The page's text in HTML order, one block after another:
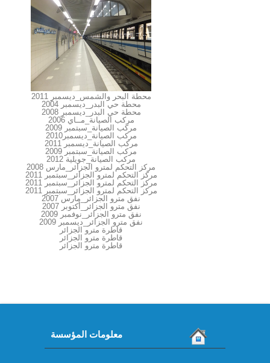
محطة البحر والشمس_ديسمبر 2011
محطة حي البدر_ديسمبر 2004
محطة حي البدر_ديسمبر 2008
مركب الصيانة_مــاي 2006
مركب الصيانة_سبتمبر 2009
مركب الصيانة_ديسمبر2010
مركب الصيانة_ديسمبر 2011
مركب الصيانة_سبتمبر 2009
مركب الصيانة_جويلية 2012
مركز التحكم لمترو الجزائر_مارس 2008
مركز التحكم لمترو الجزائر_سبتمبر 2011
مركز التحكم لمترو الجزائر_سبتمبر 2011
مركز التحكم لمترو الجزائر_سبتمبر 2011
نفق مترو الجزائر_مارس 2007
نفق مترو الجزائر_أكتوبر 2007
نفق مترو الجزائر_نوفمبر 2009
نفق مترو الجزائر_ديسمبر 2009
قاطرة مترو الجزائر
قاطرة مترو الجزائر
قاطرة مترو الجزائر
معلومات المؤسسة